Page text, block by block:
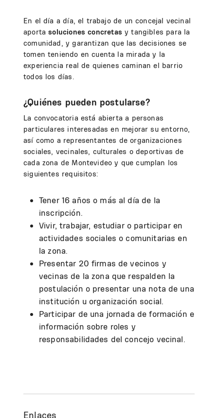
En el día a día, el trabajo de un concejal vecinal
aportasoluciones concretas y tangibles para la
comunidad, y garantizan que las decisiones se
tomen teniendo en cuenta la mirada y la
experiencia real de quienes caminan el barrio
todos los días.
¿Quiénes pueden postularse?
La convocatoria está abierta a personas
particulares interesadas en mejorar su entorno,
así como a representantes de organizaciones
sociales, vecinales, culturales o deportivas de
cada zona de Montevideo y que cumplan los
siguientes requisitos:
Tener 16 años o más al día de la
inscripción.
Vivir, trabajar, estudiar o participar en
actividades sociales o comunitarias en
la zona.
Presentar 20 firmas de vecinos y
vecinas de la zona que respalden la
postulación o presentar una nota de una
institución u organización social.
Participar de una jornada de formación e
información sobre roles y
responsabilidades del concejo vecinal.
Enlaces